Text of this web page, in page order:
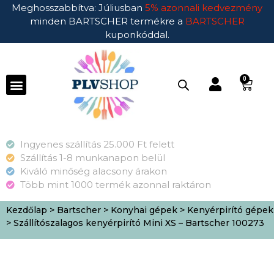
Meghosszabbítva: Júliusban 5% azonnali kedvezmény
minden BARTSCHER termékre a BARTSCHER
kuponkóddal.
0
Ingyenes szállítás 25.000 Ft felett
Szállítás 1-8 munkanapon belül
Kiváló minőség alacsony árakon
Több mint 1000 termék azonnal raktáron
Kezdőlap > Bartscher > Konyhai gépek > Kenyérpirító gépek
> Szállítószalagos kenyérpirító Mini XS – Bartscher 100273